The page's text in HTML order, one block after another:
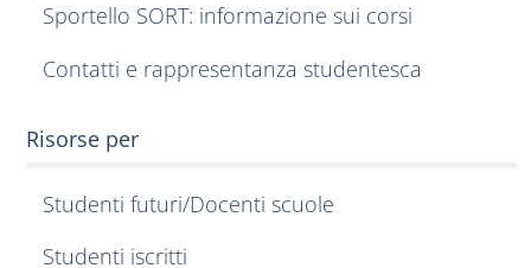
Sportello SORT: informazione sui corsi
Contatti e rappresentanza studentesca
Risorse per
Studenti futuri/Docenti scuole
Studenti iscritti